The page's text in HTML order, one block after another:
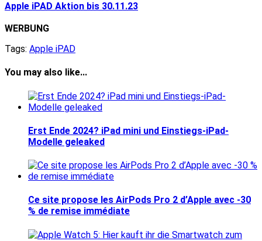
Apple iPAD Aktion bis 30.11.23
WERBUNG
Tags: Apple iPAD
You may also like...
Erst Ende 2024? iPad mini und Einstiegs-iPad-
Modelle geleaked
Ce site propose les AirPods Pro 2 d’Apple avec -30
% de remise immédiate